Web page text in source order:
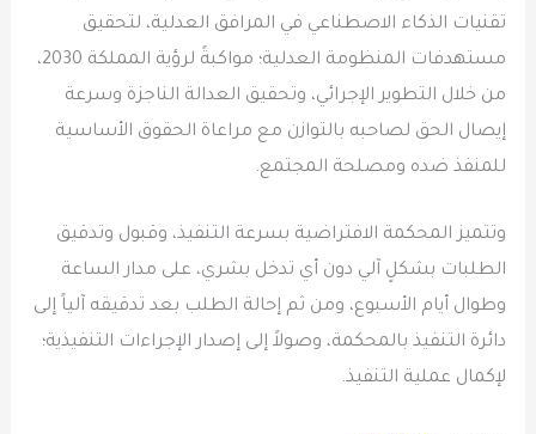
تقنيات الذكاء الاصطناعي في المرافق العدلية، لتحقيق
مستهدفات المنظومة العدلية؛ مواكبةً لرؤية المملكة 2030،
من خلال التطوير الإجرائي، وتحقيق العدالة الناجزة وسرعة
إيصال الحق لصاحبه بالتوازن مع مراعاة الحقوق الأساسية
للمنفذ ضده ومصلحة المجتمع.
وتتميز المحكمة الافتراضية بسرعة التنفيذ، وقبول وتدقيق
الطلبات بشكلٍ آلي دون أي تدخل بشري، على مدار الساعة
وطوال أيام الأسبوع، ومن ثم إحالة الطلب بعد تدقيقه آلياً إلى
دائرة التنفيذ بالمحكمة، وصولاً إلى إصدار الإجراءات التنفيذية؛
لإكمال عملية التنفيذ.​